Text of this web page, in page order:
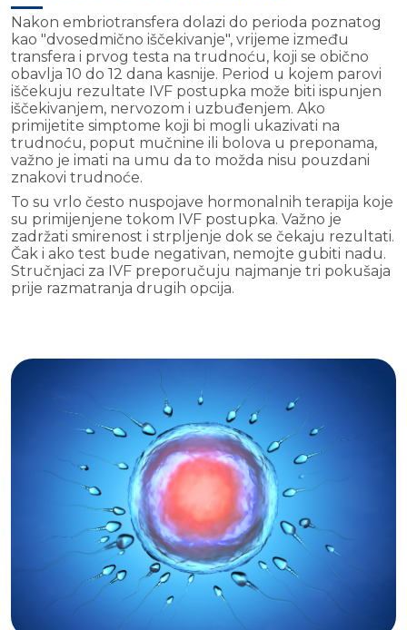
Nakon embriotransfera dolazi do perioda poznatog
kao "dvosedmično iščekivanje", vrijeme između
transfera i prvog testa na trudnoću, koji se obično
obavlja 10 do 12 dana kasnije. Period u kojem parovi
iščekuju rezultate IVF postupka može biti ispunjen
iščekivanjem, nervozom i uzbuđenjem. Ako
primijetite simptome koji bi mogli ukazivati na
trudnoću, poput mučnine ili bolova u preponama,
važno je imati na umu da to možda nisu pouzdani
znakovi trudnoće.
To su vrlo često nuspojave hormonalnih terapija koje
su primijenjene tokom IVF postupka. Važno je
zadržati smirenost i strpljenje dok se čekaju rezultati.
Čak i ako test bude negativan, nemojte gubiti nadu.
Stručnjaci za IVF preporučuju najmanje tri pokušaja
prije razmatranja drugih opcija.